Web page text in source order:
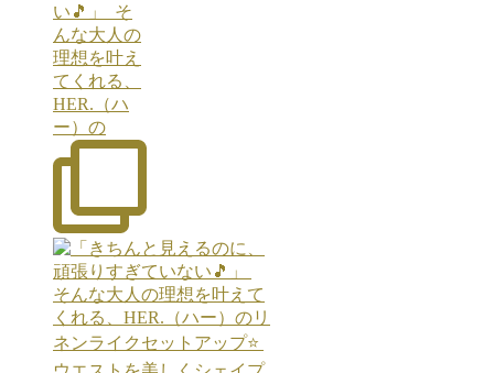
い🎵」 ⁡ そ
んな大人の
理想を叶え
てくれる、
HER.（ハ
ー）の